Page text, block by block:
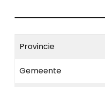
Provincie
Gemeente